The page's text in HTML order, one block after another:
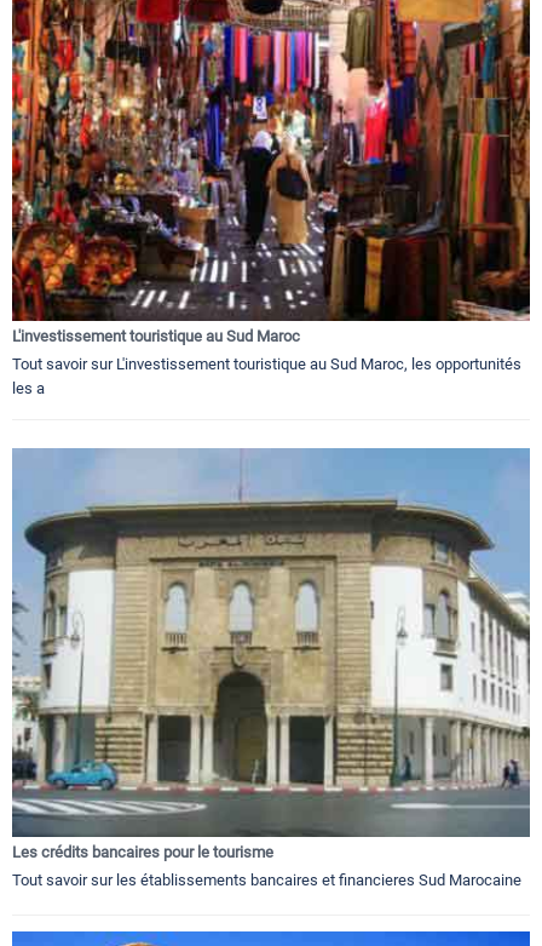
L'investissement touristique au Sud Maroc
Tout savoir sur L'investissement touristique au Sud Maroc, les opportunités
les a
Les crédits bancaires pour le tourisme
Tout savoir sur les établissements bancaires et financieres Sud Marocaine